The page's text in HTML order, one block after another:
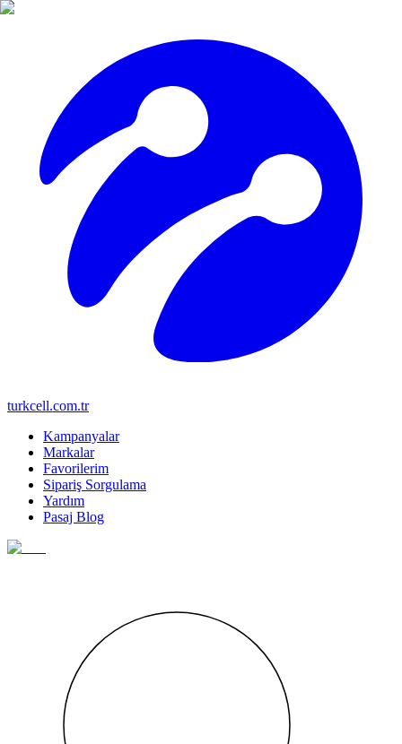
turkcell.com.tr
Kampanyalar
Markalar
Favorilerim
Sipariş Sorgulama
Yardım
Pasaj Blog